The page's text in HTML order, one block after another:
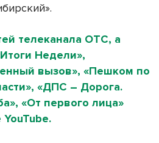
телеканала ОТС, а
Недели»,
вызов», «Пешком по
«ДПС – Дорога.
«От первого лица»